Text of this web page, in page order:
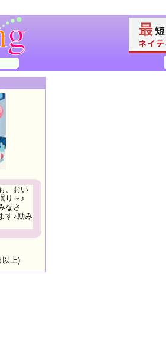
、おい
り～♪
なさ
す♪励み
以上)